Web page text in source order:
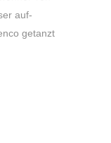
auf-
getanzt